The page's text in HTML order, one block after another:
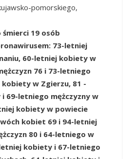
pomorskiego,
19 osób
73-letniej
60-letniej kobiety w
76 i 73-letniego
w Zgierzu, 81 -
69-letniego mężczyzny w
kobiety w powiecie
kobiet 69 i 94-letniej
80 i 64-letniego w
kobiety i 67-letniego